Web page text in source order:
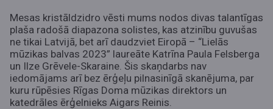
Mesas kristāldzidro vēsti mums nodos divas talantīgas
plaša radošā diapazona solistes, kas atzinību guvušas
ne tikai Latvijā, bet arī daudzviet Eiropā – “Lielās
mūzikas balvas 2023” laureāte Katrīna Paula Felsberga
un Ilze Grēvele-Skaraine. Šis skaņdarbs nav
iedomājams arī bez ērģeļu pilnasinīgā skanējuma, par
kuru rūpēsies Rīgas Doma mūzikas direktors un
katedrāles ērģelnieks Aigars Reinis.